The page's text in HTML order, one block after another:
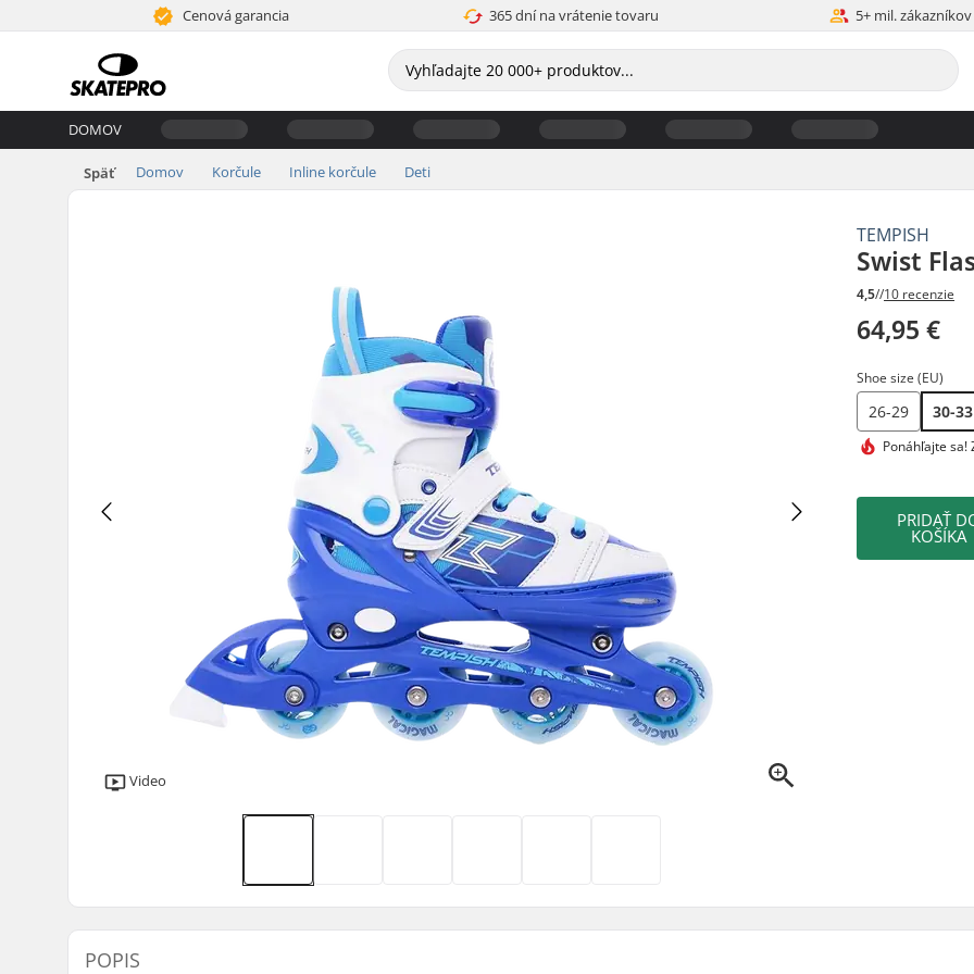
Cenová garancia 365 dní na vrátenie tovaru 5+ mil. zákazníkov
DOMOV
Späť Domov Korčule Inline korčule Deti
TEMPISH
Swist
4,5//10 recenzie
64,95 €
Video
Shoe size (EU)
26-29 30-33
Ponáhľajte sa!
PRIDAŤ
KOŠÍKA
POPIS